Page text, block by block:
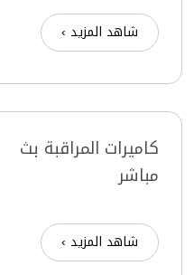
شاهد المزيد ›
كاميرات المراقبة بث
مباشر
شاهد المزيد ›